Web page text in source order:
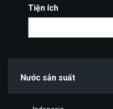
Tiện ích
Nước sản suất